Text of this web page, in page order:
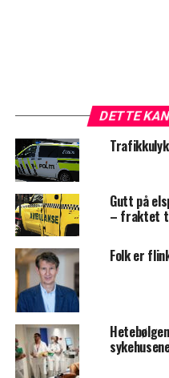
DETTE
Gutt på
– fraktet
Folk er